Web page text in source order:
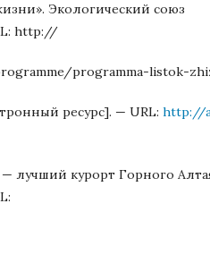
Экологический союз
http://
programma-listok-
ресурс]. — URL: http://
лучший курорт Горного